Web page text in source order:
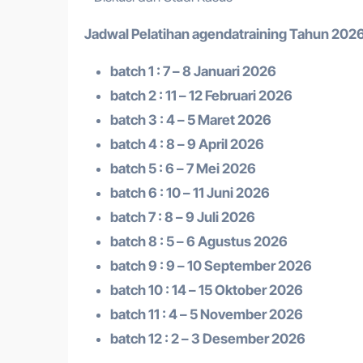
Jadwal Pelatihan agendatrainingTahun
batch 1 : 7 – 8 Januari 2026
batch 2 : 11 – 12 Februari 2026
batch 3 : 4 – 5 Maret 2026
batch 4 : 8 – 9 April 2026
batch 5 : 6 – 7 Mei 2026
batch 6 : 10 – 11 Juni 2026
batch 7 : 8 – 9 Juli 2026
batch 8 : 5 – 6 Agustus 2026
batch 9 : 9 – 10 September 2026
batch 10 : 14 – 15 Oktober 2026
batch 11 : 4 – 5 November 2026
batch 12 : 2 – 3 Desember 2026